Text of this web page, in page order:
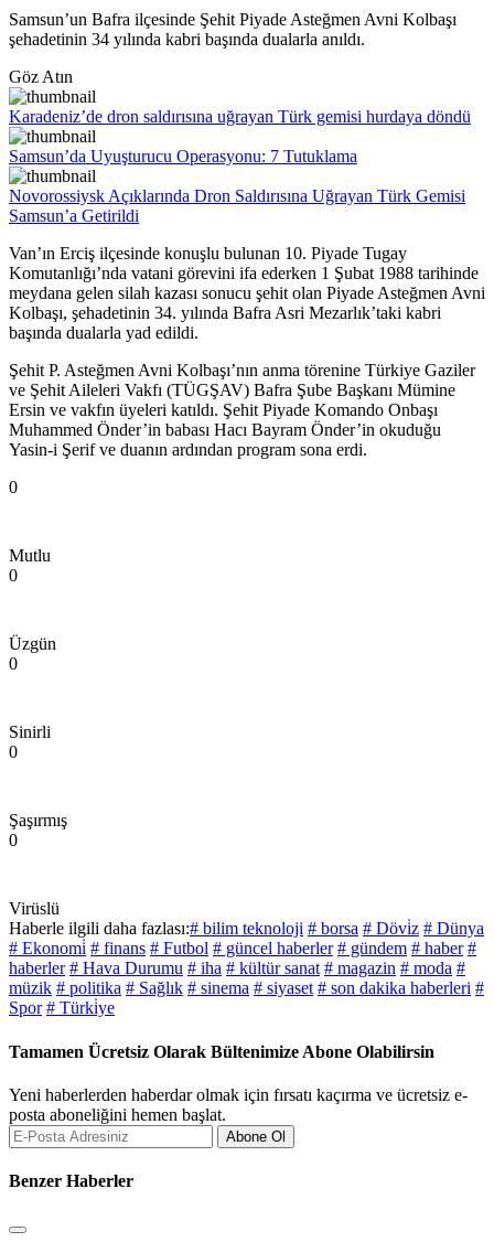
Samsun’un Bafra ilçesinde Şehit Piyade Asteğmen Avni Kolbaşı
şehadetinin 34 yılında kabri başında dualarla anıldı.
Göz Atın
Karadeniz’de dron saldırısına uğrayan Türk gemisi hurdaya döndü
Samsun’da Uyuşturucu Operasyonu: 7 Tutuklama
Novorossiysk Açıklarında Dron Saldırısına Uğrayan Türk Gemisi
Samsun’a Getirildi
Van’ın Erciş ilçesinde konuşlu bulunan 10. Piyade Tugay
Komutanlığı’nda vatani görevini ifa ederken 1 Şubat 1988 tarihinde
meydana gelen silah kazası sonucu şehit olan Piyade Asteğmen Avni
Kolbaşı, şehadetinin 34. yılında Bafra Asri Mezarlık’taki kabri
başında dualarla yad edildi.
Şehit P. Asteğmen Avni Kolbaşı’nın anma törenine Türkiye Gaziler
ve Şehit Aileleri Vakfı (TÜGŞAV) Bafra Şube Başkanı Mümine
Ersin ve vakfın üyeleri katıldı. Şehit Piyade Komando Onbaşı
Muhammed Önder’in babası Hacı Bayram Önder’in okuduğu
Yasin-i Şerif ve duanın ardından program sona erdi.
0
Mutlu
0
Üzgün
0
Sinirli
0
Şaşırmış
0
Virüslü
Haberle ilgili daha fazlası:# bilim teknoloji # borsa # Dövi̇z # Dünya
# Ekonomi̇ # finans # Futbol # güncel haberler # gündem # haber #
haberler # Hava Durumu # iha # kültür sanat # magazin # moda #
müzik # politika # Sağlık # sinema # siyaset # son dakika haberleri #
Spor # Türki̇ye
Tamamen Ücretsiz Olarak Bültenimize Abone Olabilirsin
Yeni haberlerden haberdar olmak için fırsatı kaçırma ve ücretsiz e-
posta aboneliğini hemen başlat.
Abone Ol
Benzer Haberler